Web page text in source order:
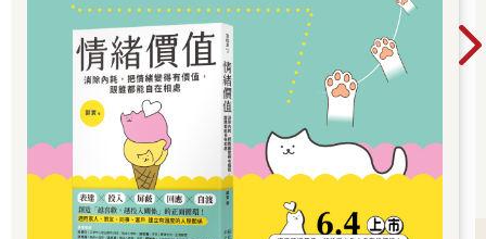
於是，妳再也不去問「你會愛我多久？」妳比較想知道的是「你
願意努力多久？」常常，愛情最叫人灰心的是，妳明明還想要努
力，怎麼他已經決定要放棄。妳還在想以後，但他卻連過去都拋
棄。妳並不是天真的人，知道愛情不能勉強，但就是因為如此，
所以妳更加要求愛情，你們要很努力的在一起，然後一直到分開
之前，也要同樣那麼努力。
妳求的是一種愛情的同進退，你們一起戀愛，若有日終要結束，
也是一種盡心盡力，而不是你丟我撿。